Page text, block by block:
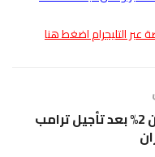
عبر التليجرام اضغط هنا
انخفاض سعر خام برنت بأكثر من 2% بعد تأجيل ترامب